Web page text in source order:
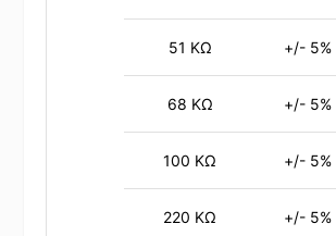
51 KΩ +/- 5%
68 KΩ +/- 5%
100 KΩ +/- 5%
220 KΩ +/- 5%